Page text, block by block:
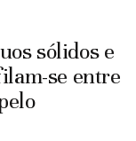
sólidos e
se entre